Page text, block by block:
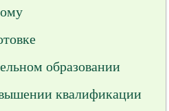
образовании
квалификации